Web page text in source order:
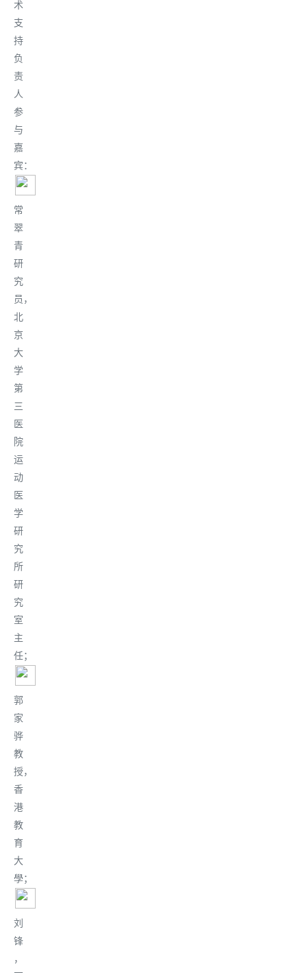
术
支
持
负
责
人
参
与
嘉
宾：
常
翠
青
研
究
员，
北
京
大
学
第
三
医
院
运
动
医
学
研
究
所
研
究
室
主
任；
郭
家
骅
教
授，
香
港
教
育
大
學；
刘
锋
，